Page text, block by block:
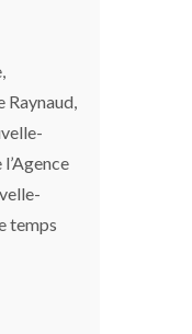
Raynaud,
temps